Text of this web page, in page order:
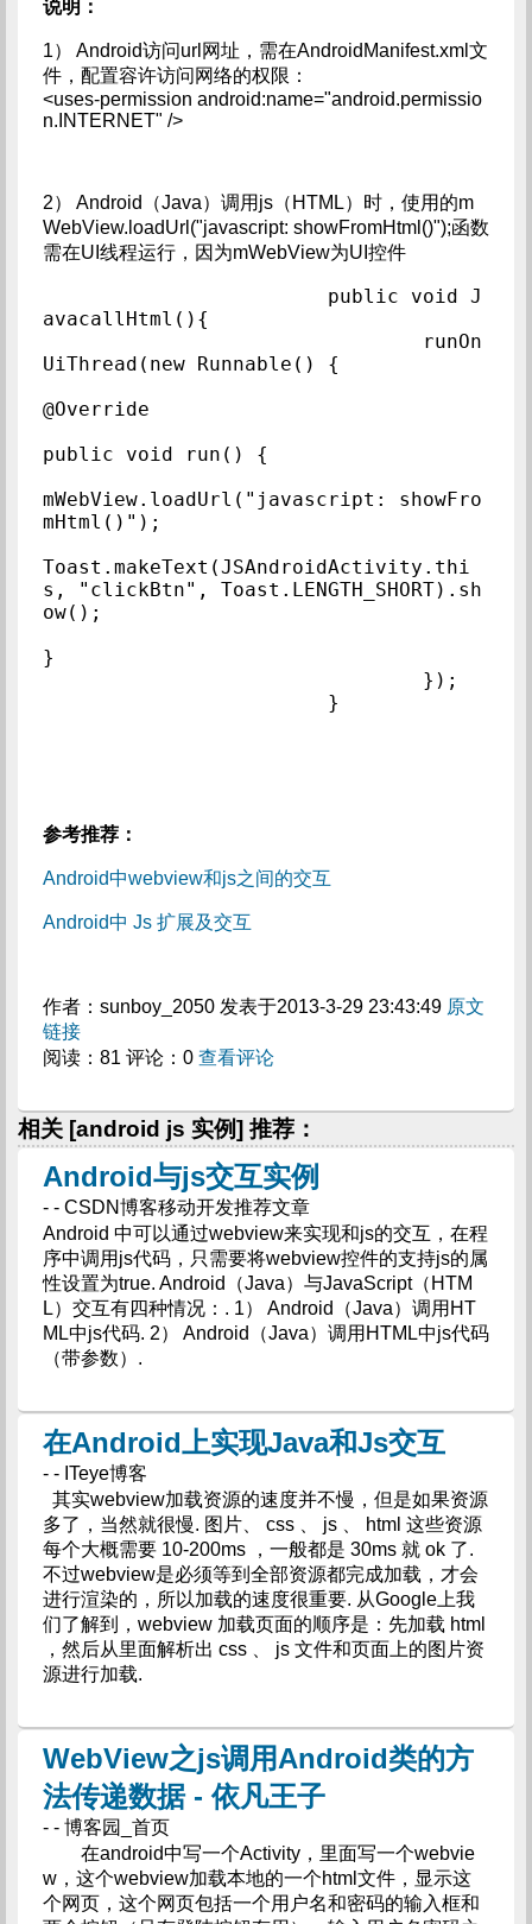
说明：
1） Android访问url网址，需在AndroidManifest.xml文
件，配置容许访问网络的权限：
<uses-permission android:name="android.permissio
n.INTERNET" />
2） Android（Java）调用js（HTML）时，使用的m
WebView.loadUrl("javascript: showFromHtml()");函数
需在UI线程运行，因为mWebView为UI控件
avacallHtml(){
UiThread(new Runnable() {
@Override
public void run() {
mWebView.loadUrl("javascript: showFro
mHtml()");
Toast.makeText(JSAndroidActivity.thi
s, "clickBtn", Toast.LENGTH_SHORT).sh
ow();
}
			}
参考推荐：
Android中webview和js之间的交互
Android中 Js 扩展及交互
作者：sunboy_2050 发表于2013-3-29 23:43:49 原文
链接
阅读：81 评论：0 查看评论
相关 [android js 实例] 推荐：
Android与js交互实例
- - CSDN博客移动开发推荐文章
Android 中可以通过webview来实现和js的交互，在程
序中调用js代码，只需要将webview控件的支持js的属
性设置为true. Android（Java）与JavaScript（HTM
L）交互有四种情况：. 1） Android（Java）调用HT
ML中js代码. 2） Android（Java）调用HTML中js代码
（带参数）.
在Android上实现Java和Js交互
- - ITeye博客
其实webview加载资源的速度并不慢，但是如果资源
多了，当然就很慢. 图片、 css 、 js 、 html 这些资源
每个大概需要 10-200ms ，一般都是 30ms 就 ok 了.
不过webview是必须等到全部资源都完成加载，才会
进行渲染的，所以加载的速度很重要. 从Google上我
们了解到，webview 加载页面的顺序是：先加载 html
，然后从里面解析出 css 、 js 文件和页面上的图片资
源进行加载.
WebView之js调用Android类的方
法传递数据 - 依凡王子
- - 博客园_首页
在android中写一个Activity，里面写一个webvie
w，这个webview加载本地的一个html文件，显示这
个网页，这个网页包括一个用户名和密码的输入框和